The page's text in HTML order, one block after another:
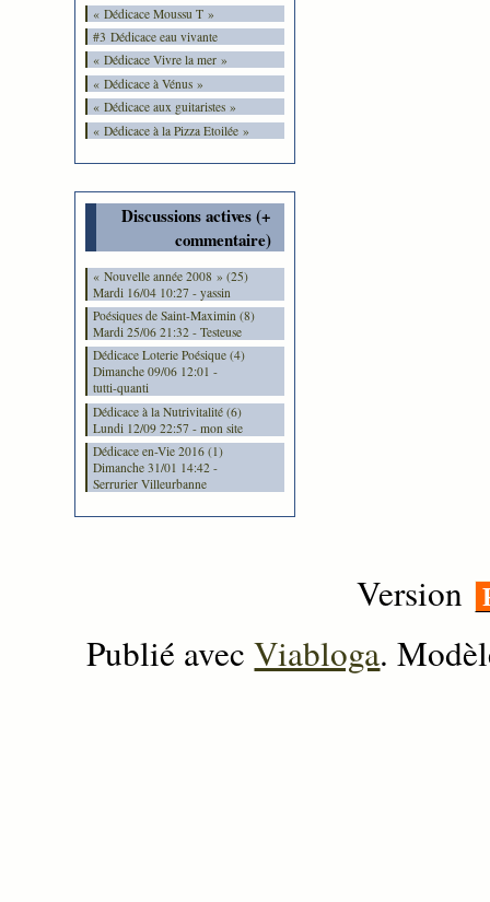
« Dédicace Moussu T »
#3 Dédicace eau vivante
« Dédicace Vivre la mer »
« Dédicace à Vénus »
« Dédicace aux guitaristes »
« Dédicace à la Pizza Etoilée »
Discussions actives (+
commentaire)
« Nouvelle année 2008 » (25)
Mardi 16/04 10:27 - yassin
Poésiques de Saint-Maximin (8)
Mardi 25/06 21:32 - Testeuse
Dédicace Loterie Poésique (4)
Dimanche 09/06 12:01 -
tutti-quanti
Dédicace à la Nutrivitalité (6)
Lundi 12/09 22:57 - mon site
Dédicace en-Vie 2016 (1)
Dimanche 31/01 14:42 -
Serrurier Villeurbanne
Version
Publié avecViabloga.